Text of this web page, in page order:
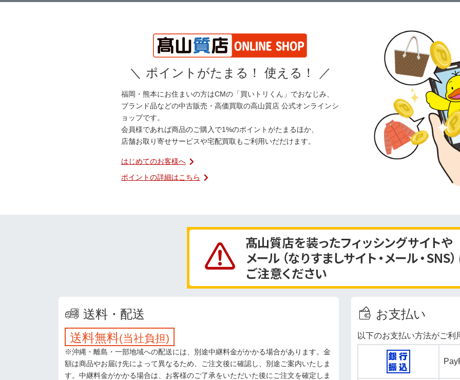
＼ ポイントがたまる！ 使える！ ／
福岡・熊本にお住まいの方はCMの「買いトリくん」でおなじみ、
ブランド品などの中古販売・高価買取の高山質店 公式オンラインシ
ョップです。
会員様であれば商品のご購入で1%のポイントがたまるほか、
店舗お取り寄せサービスや宅配買取もご利用いだだけます。
はじめてのお客様へ
ポイントの詳細はこちら
送料・配送
送料無料(当社負担)
※沖縄・離島・一部地域への配送には、別途中継料金がかかる場合があります。金
額は商品やお届け先によって異なるため、ご注文後に確認し、別途ご案内いたしま
す。中継料金がかかる場合は、お客様のご了承をいただいた後にご注文を確定しま
お支払い
以下のお支払い方法がご利